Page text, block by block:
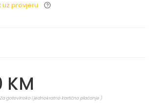
uz provjeru
KM
gotovinsko i jednokratno kartično plaćanje )